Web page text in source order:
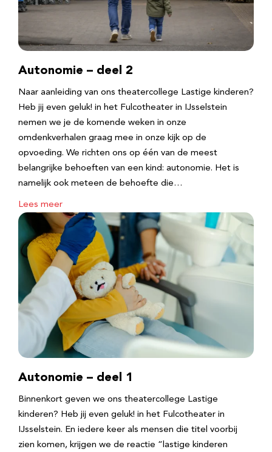
Autonomie – deel 2
Naar aanleiding van ons theatercollege Lastige kinderen?
Heb jij even geluk! in het Fulcotheater in IJsselstein
nemen we je de komende weken in onze
omdenkverhalen graag mee in onze kijk op de
opvoeding. We richten ons op één van de meest
belangrijke behoeften van een kind: autonomie. Het is
namelijk ook meteen de behoefte die…
Lees meer
Autonomie – deel 1
Binnenkort geven we ons theatercollege Lastige
kinderen? Heb jij even geluk! in het Fulcotheater in
IJsselstein. En iedere keer als mensen die titel voorbij
zien komen, krijgen we de reactie “lastige kinderen